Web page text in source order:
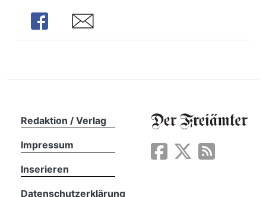
Share Share
Redaktion / Verlag
Impressum
Inserieren
Datenschutzerklärung